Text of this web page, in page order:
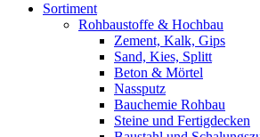
Sortiment
Rohbaustoffe & Hochbau
Zement, Kalk, Gips
Sand, Kies, Splitt
Beton & Mörtel
Nassputz
Bauchemie Rohbau
Steine und Fertigdecken